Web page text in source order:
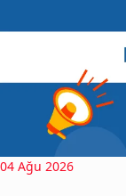
04 Ağu 2026